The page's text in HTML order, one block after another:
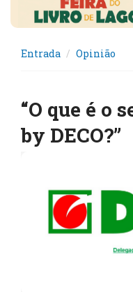
Entrada Opinião
“O que é o
by DECO?”